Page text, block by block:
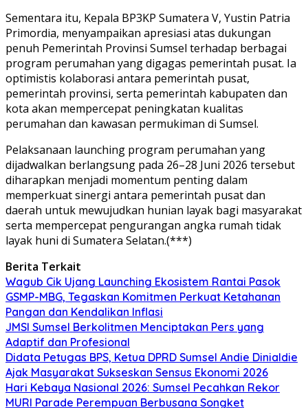
Sementara itu, Kepala BP3KP Sumatera V, Yustin Patria
Primordia, menyampaikan apresiasi atas dukungan
penuh Pemerintah Provinsi Sumsel terhadap berbagai
program perumahan yang digagas pemerintah pusat. Ia
optimistis kolaborasi antara pemerintah pusat,
pemerintah provinsi, serta pemerintah kabupaten dan
kota akan mempercepat peningkatan kualitas
perumahan dan kawasan permukiman di Sumsel.
Pelaksanaan launching program perumahan yang
dijadwalkan berlangsung pada 26–28 Juni 2026 tersebut
diharapkan menjadi momentum penting dalam
memperkuat sinergi antara pemerintah pusat dan
daerah untuk mewujudkan hunian layak bagi masyarakat
serta mempercepat pengurangan angka rumah tidak
layak huni di Sumatera Selatan.(***)
Berita Terkait
Wagub Cik Ujang Launching Ekosistem Rantai Pasok
GSMP-MBG, Tegaskan Komitmen Perkuat Ketahanan
Pangan dan Kendalikan Inflasi
JMSI Sumsel Berkolitmen Menciptakan Pers yang
Adaptif dan Profesional
Didata Petugas BPS, Ketua DPRD Sumsel Andie Dinialdie
Ajak Masyarakat Sukseskan Sensus Ekonomi 2026
Hari Kebaya Nasional 2026: Sumsel Pecahkan Rekor
MURI Parade Perempuan Berbusana Songket